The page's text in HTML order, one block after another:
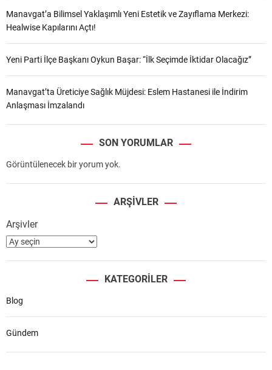
Manavgat’a Bilimsel Yaklaşımlı Yeni Estetik ve Zayıflama Merkezi:
Healwise Kapılarını Açtı!
Yeni Parti İlçe Başkanı Oykun Başar: “İlk Seçimde İktidar Olacağız”
Manavgat’ta Üreticiye Sağlık Müjdesi: Eslem Hastanesi ile İndirim
Anlaşması İmzalandı
SON YORUMLAR
Görüntülenecek bir yorum yok.
ARŞIVLER
Arşivler
KATEGORILER
Blog
Gündem